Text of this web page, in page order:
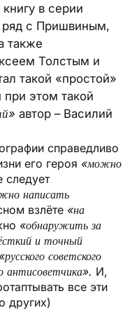
в серии
ряд с Пришвиным,
также
Толстым и
такой «простой»
этом такой
автор – Василий
справедливо
его героя «можно
следует
написать
взлёте «на
«обнаружить за
и точный
«русского советского
И,
все эти
других)